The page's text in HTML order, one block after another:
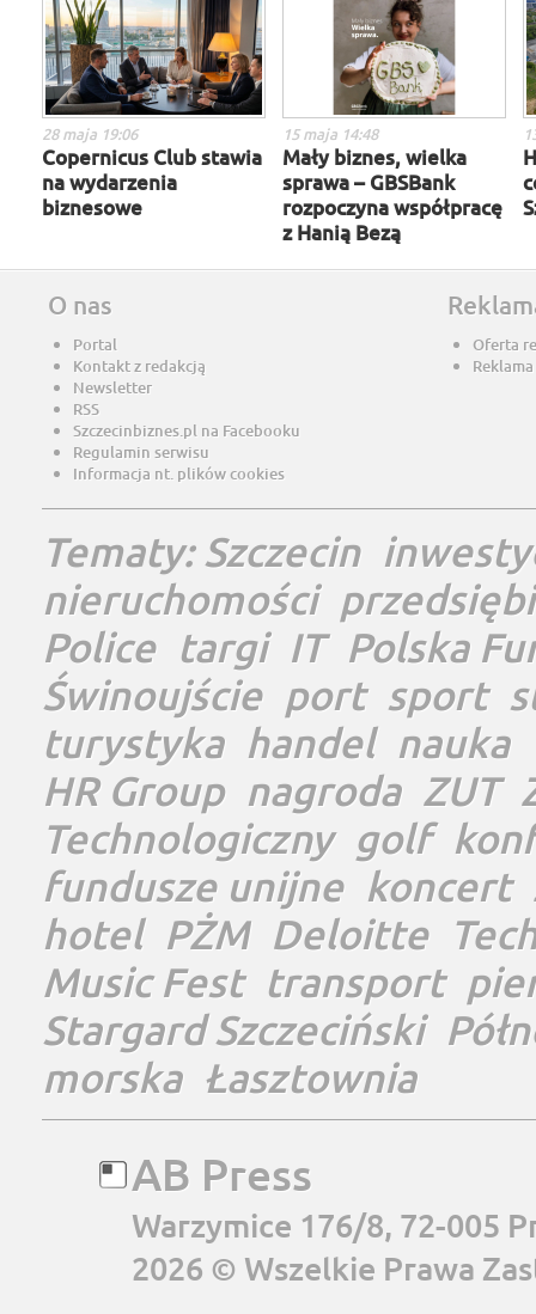
28 maja 19:06
Copernicus Club stawia
na wydarzenia
biznesowe
15 maja 14:48
Mały biznes, wielka
sprawa – GBSBank
rozpoczyna współpracę
z Hanią Bezą
O nas
Portal
Kontakt z redakcją
Newsletter
RSS
Szczecinbiznes.pl na Facebooku
Regulamin serwisu
Informacja nt. plików cookies
Oferta
Tematy:Szczecin
nieruchomości
Police targi IT Polska
Świnoujście port sport
turystyka handel nauka
HR Group nagroda ZUT
Technologiczny golf
fundusze unijne koncert
hotel PŻM Deloitte
Music Fest transport
Stargard Szczeciński
morska Łasztownia
AB Press
Warzymice 176/8, 72-005
2026 © Wszelkie Prawa